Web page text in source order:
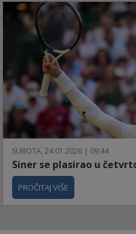
SUBOTA, 24.01.2026 | 09:44
Siner se plasirao u
PROČITAJ VIŠE